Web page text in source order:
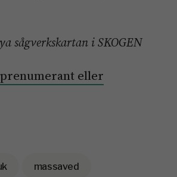
sågverkskartan i SKOGEN
prenumerant eller
massaved